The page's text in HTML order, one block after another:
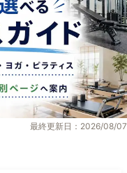
最終更新日：2026/08/07